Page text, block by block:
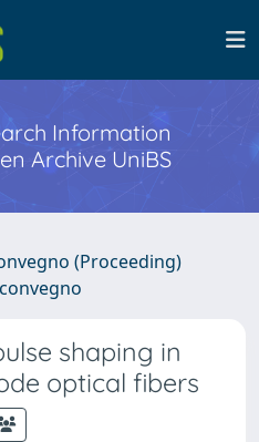
Information
Archive UniBS
(Proceeding)
shaping in
optical fibers